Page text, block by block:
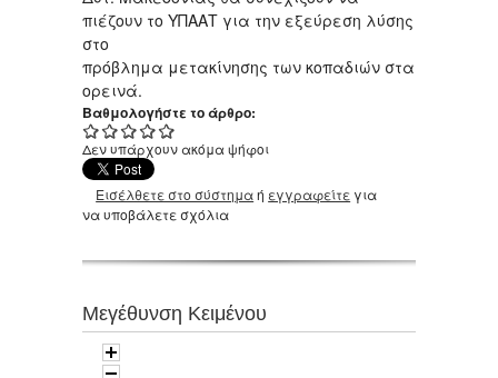
πιέζουν το ΥΠΑΑΤ για την εξεύρεση λύσης
στο
πρόβλημα μετακίνησης των κοπαδιών στα
ορεινά.
Βαθμολογήστε το άρθρο:
Δεν υπάρχουν ακόμα ψήφοι
Εισέλθετε στο σύστημαή εγγραφείτε για
να υποβάλετε σχόλια
Μεγέθυνση Κειμένου